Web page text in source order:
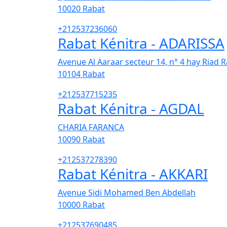
10020 Rabat
+212537236060
Rabat Kénitra - ADARISSA
Avenue Al Aaraar secteur 14, n° 4 hay Riad
10104 Rabat
+212537715235
Rabat Kénitra - AGDAL
CHARIA FARANCA
10090 Rabat
+212537278390
Rabat Kénitra - AKKARI
Avenue Sidi Mohamed Ben Abdellah
10000 Rabat